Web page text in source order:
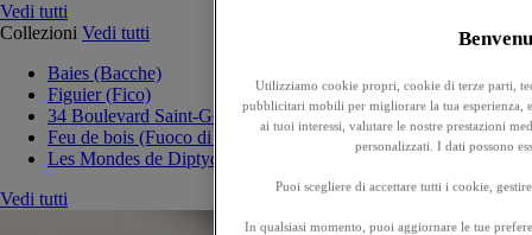
Vedi tutti
Collezioni Vedi tutti
Baies (Bacche)
Figuier (Fico)
34 Boulevard Saint-Germain
Feu de bois (Fuoco di legna)
Les Mondes de Diptyque
Vedi tutti
Utilizziamo cookie propri, cookie di terze parti,
pubblicitari mobili per migliorare la tua esperienza,
ai tuoi interessi, valutare le nostre prestazioni
personalizzati. I dati possono
Puoi scegliere di accettare tutti i cookie,
In qualsiasi momento, puoi aggiornare le tue